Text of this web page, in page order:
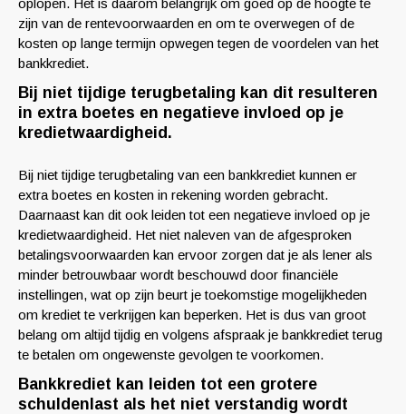
oplopen. Het is daarom belangrijk om goed op de hoogte te
zijn van de rentevoorwaarden en om te overwegen of de
kosten op lange termijn opwegen tegen de voordelen van het
bankkrediet.
Bij niet tijdige terugbetaling kan dit resulteren
in extra boetes en negatieve invloed op je
kredietwaardigheid.
Bij niet tijdige terugbetaling van een bankkrediet kunnen er
extra boetes en kosten in rekening worden gebracht.
Daarnaast kan dit ook leiden tot een negatieve invloed op je
kredietwaardigheid. Het niet naleven van de afgesproken
betalingsvoorwaarden kan ervoor zorgen dat je als lener als
minder betrouwbaar wordt beschouwd door financiële
instellingen, wat op zijn beurt je toekomstige mogelijkheden
om krediet te verkrijgen kan beperken. Het is dus van groot
belang om altijd tijdig en volgens afspraak je bankkrediet terug
te betalen om ongewenste gevolgen te voorkomen.
Bankkrediet kan leiden tot een grotere
schuldenlast als het niet verstandig wordt